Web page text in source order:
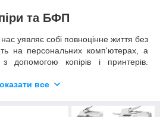
та БФП
уявляє собі повноцінне життя без
на персональних комп'ютерах, а
допомогою копірів і принтерів.
у якого вдома немає такого
щоб апарат прослужив довго дуже
все